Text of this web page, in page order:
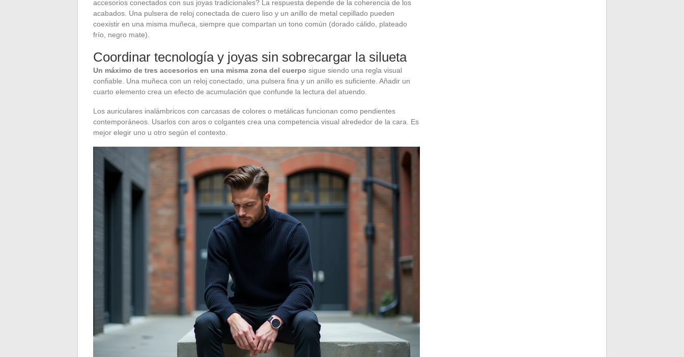
accesorios conectados con sus joyas tradicionales? La respuesta depende de la coherencia de los
acabados. Una pulsera de reloj conectada de cuero liso y un anillo de metal cepillado pueden
coexistir en una misma muñeca, siempre que compartan un tono común (dorado cálido, plateado
frío, negro mate).
Coordinar tecnología y joyas sin sobrecargar la silueta
Un máximo de tres accesorios en una misma zona del cuerpo sigue siendo una regla visual
confiable. Una muñeca con un reloj conectado, una pulsera fina y un anillo es suficiente. Añadir un
cuarto elemento crea un efecto de acumulación que confunde la lectura del atuendo.
Los auriculares inalámbricos con carcasas de colores o metálicas funcionan como pendientes
contemporáneos. Usarlos con aros o colgantes crea una competencia visual alrededor de la cara. Es
mejor elegir uno u otro según el contexto.